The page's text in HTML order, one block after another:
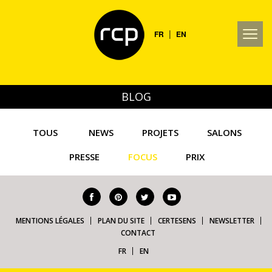
FR | EN
BLOG
TOUS NEWS PROJETS
SALONS
PRESSE
FOCUS PRIX
MENTIONS LÉGALES PLAN DU SITE CERTESENS
NEWSLETTER
CONTACT
FR
EN